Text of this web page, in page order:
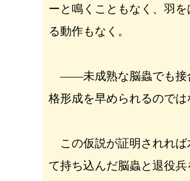
ーと鳴くこともなく、羽
る動作もなく。
――未成熟な脳蟲でも接
格形成を早められるので
この仮説が証明されれば
て持ち込んだ脳蟲と退役